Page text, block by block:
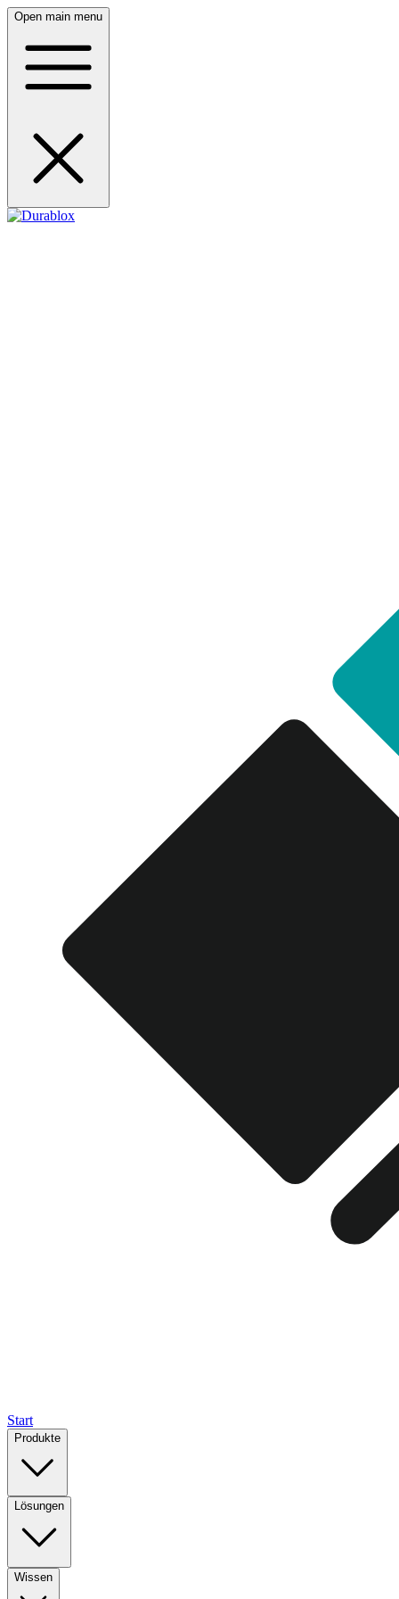
Open main menu
Start
Produkte
Lösungen
Wissen